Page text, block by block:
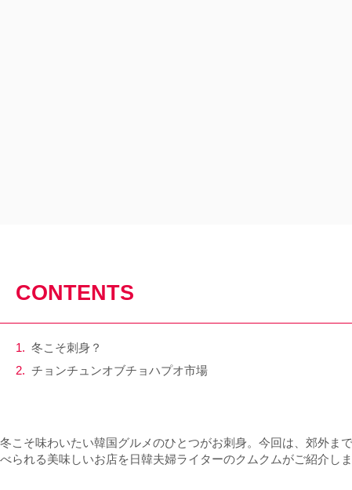
CONTENTS
冬こそ刺身？
チョンチュンオブチョハプオ市場
冬こそ味わいたい韓国グルメのひとつがお刺身。今回は、郊外ま
べられる美味しいお店を日韓夫婦ライターのクムクムがご紹介しま